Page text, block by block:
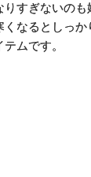
りすぎないのも
くなるとしっか
ムです。